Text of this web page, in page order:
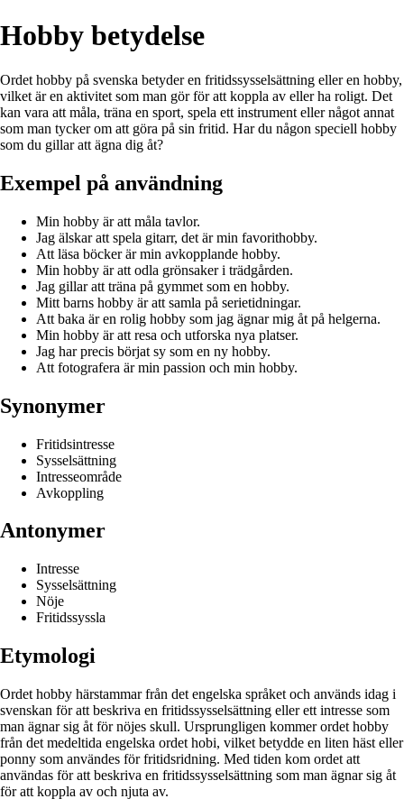
Hobby betydelse
Ordet hobby på svenska betyder en fritidssysselsättning eller en hobby,
vilket är en aktivitet som man gör för att koppla av eller ha roligt. Det
kan vara att måla, träna en sport, spela ett instrument eller något annat
som man tycker om att göra på sin fritid. Har du någon speciell hobby
som du gillar att ägna dig åt?
Exempel på användning
Min hobby är att måla tavlor.
Jag älskar att spela gitarr, det är min favorithobby.
Att läsa böcker är min avkopplande hobby.
Min hobby är att odla grönsaker i trädgården.
Jag gillar att träna på gymmet som en hobby.
Mitt barns hobby är att samla på serietidningar.
Att baka är en rolig hobby som jag ägnar mig åt på helgerna.
Min hobby är att resa och utforska nya platser.
Jag har precis börjat sy som en ny hobby.
Att fotografera är min passion och min hobby.
Synonymer
Fritidsintresse
Sysselsättning
Intresseområde
Avkoppling
Antonymer
Intresse
Sysselsättning
Nöje
Fritidssyssla
Etymologi
Ordet hobby härstammar från det engelska språket och används idag i
svenskan för att beskriva en fritidssysselsättning eller ett intresse som
man ägnar sig åt för nöjes skull. Ursprungligen kommer ordet hobby
från det medeltida engelska ordet hobi, vilket betydde en liten häst eller
ponny som användes för fritidsridning. Med tiden kom ordet att
användas för att beskriva en fritidssysselsättning som man ägnar sig åt
för att koppla av och njuta av.